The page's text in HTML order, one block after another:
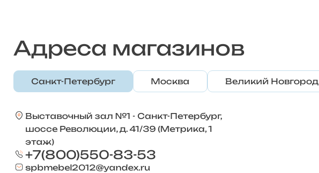
Адреса магазинов
Санкт-Петербург Москва Великий Новгород
Выставочный зал №1 - Санкт-Петербург,
шоссе Революции, д. 41/39 (Метрика, 1
этаж)
+7(800)550-83-53
spbmebel2012@yandex.ru